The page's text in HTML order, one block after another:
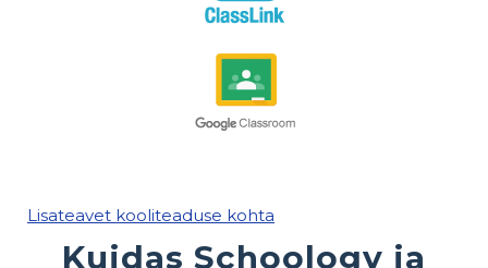
Lisateavet kooliteaduse kohta
Kuidas Schoology ja